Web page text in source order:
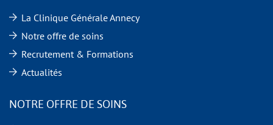
La Clinique Générale Annecy
Notre offre de soins
Recrutement & Formations
Actualités
NOTRE OFFRE DE SOINS